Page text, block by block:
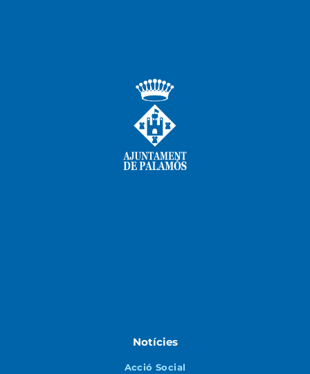
Notícies
Acció Social